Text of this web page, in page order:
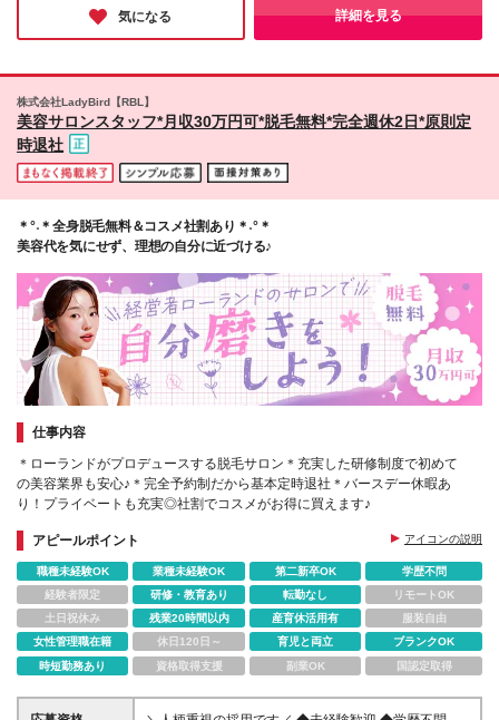
社宅補助（8割）で自己負担【1.5万円】のみ！ ☆手
元に残る金額：【16.5万円】 補助なしの場合、手元
4368円＋指名料＋その他インセンティブ(完全歩合制)
※指名料・インセンティブなどで収入増減の可能性が
給与は面接担当者までお問い合わせください！ ※業務
委託契約のため社会保険の対象外です
るというのもうなずけます。ワークライフバランスを重視する方
も多く、趣味や家庭と両立できている人も多いようです♪
気になる 詳細を見る
株式会社LadyBird【RBL】
美容サロンスタッフ*月収30万円可*脱毛無料*完全週休2日*原則定
時退社
＊°˖＊全身脱毛無料＆コスメ社割あり＊˖°＊
美容代を気にせず、理想の自分に近づける♪
仕事内容
＊ローランドがプロデュースする脱毛サロン＊充実した研修制度で初めて
の美容業界も安心♪＊完全予約制だから基本定時退社＊バースデー休暇あ
り！プライベートも充実◎社割でコスメがお得に買えます♪
アピールポイント アイコンの説明
職種未経験OK 業種未経験OK 第二新卒OK
学歴不問
経験者限定
研修・教育あり 転勤なし
リモートOK
土日祝休み
残業20時間以内 産育休活用有
服装自由
女性管理職在籍
休日120日～ 育児と両立
ブランクOK
時短勤務あり
資格取得支援 副業OK 国認定取得